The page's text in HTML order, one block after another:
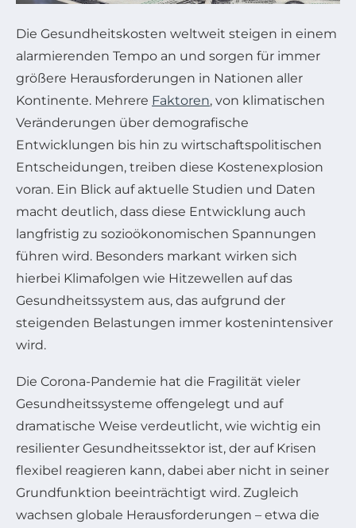
Die Gesundheitskosten weltweit steigen in einem
alarmierenden Tempo an und sorgen für immer
größere Herausforderungen in Nationen aller
Kontinente. Mehrere Faktoren, von klimatischen
Veränderungen über demografische
Entwicklungen bis hin zu wirtschaftspolitischen
Entscheidungen, treiben diese Kostenexplosion
voran. Ein Blick auf aktuelle Studien und Daten
macht deutlich, dass diese Entwicklung auch
langfristig zu sozioökonomischen Spannungen
führen wird. Besonders markant wirken sich
hierbei Klimafolgen wie Hitzewellen auf das
Gesundheitssystem aus, das aufgrund der
steigenden Belastungen immer kostenintensiver
wird.
Die Corona-Pandemie hat die Fragilität vieler
Gesundheitssysteme offengelegt und auf
dramatische Weise verdeutlicht, wie wichtig ein
resilienter Gesundheitssektor ist, der auf Krisen
flexibel reagieren kann, dabei aber nicht in seiner
Grundfunktion beeinträchtigt wird. Zugleich
wachsen globale Herausforderungen – etwa die